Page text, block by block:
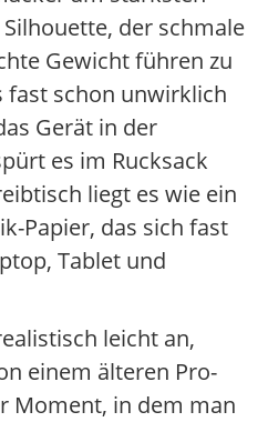
der schmale
Gewicht führen zu
fast schon unwirklich
Gerät in der
es im Rucksack
liegt es wie ein
Papier, das sich fast
Tablet und
leicht an,
einem älteren Pro-
Moment, in dem man